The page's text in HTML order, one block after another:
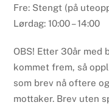
Fre: Stengt (på
Lørdag: 10:00 – 14:00
OBS! Etter 30år med
kommet frem, så
som brev nå oftere
mottaker. Brev uten